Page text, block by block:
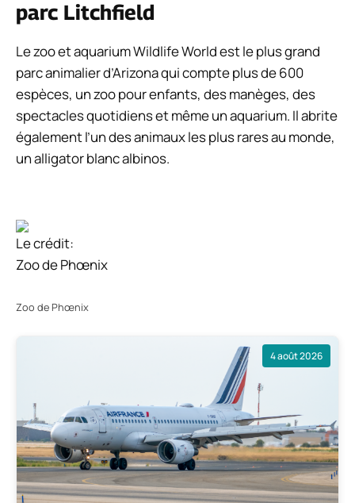
parc Litchfield
Le zoo et aquarium Wildlife World est le plus grand
parc animalier d’Arizona qui compte plus de 600
espèces, un zoo pour enfants, des manèges, des
spectacles quotidiens et même un aquarium. Il abrite
également l’un des animaux les plus rares au monde,
un alligator blanc albinos.
Le crédit:
Zoo de Phœnix
Zoo de Phœnix
4 août 2026